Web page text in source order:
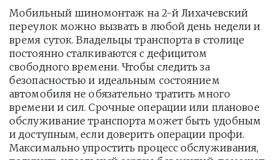
Мобильный шиномонтаж на 2-й Лихачевский
переулок можно вызвать в любой день недели и
время суток. Владельцы транспорта в столице
постоянно сталкиваются с дефицитом
свободного времени. Чтобы следить за
безопасностью и идеальным состоянием
автомобиля не обязательно тратить много
времени и сил. Срочные операции или плановое
обслуживание транспорта может быть удобным
и доступным, если доверить операции профи.
Максимально упростить процесс обслуживания,